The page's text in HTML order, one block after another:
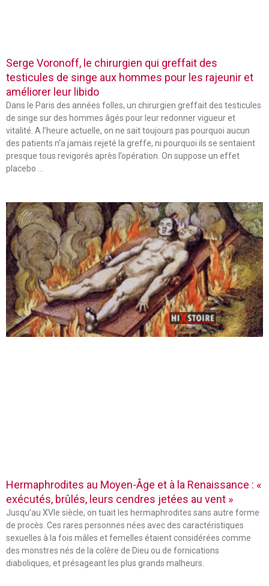
Serge Voronoff, le chirurgien qui greffait des
testicules de singe aux hommes pour les rajeunir et
améliorer leur libido
Dans le Paris des années folles, un chirurgien greffait des testicules
de singe sur des hommes âgés pour leur redonner vigueur et
vitalité. A l’heure actuelle, on ne sait toujours pas pourquoi aucun
des patients n’a jamais rejeté la greffe, ni pourquoi ils se sentaient
presque tous revigorés après l’opération. On suppose un effet
placebo …
Hermaphrodites au Moyen-Âge et à la Renaissance : «
exécutés, brûlés, leurs cendres jetées au vent »
Jusqu’au XVIe siècle, on tuait les hermaphrodites sans autre forme
de procès. Ces rares personnes nées avec des caractéristiques
sexuelles à la fois mâles et femelles étaient considérées comme
des monstres nés de la colère de Dieu ou de fornications
diaboliques, et présageant les plus grands malheurs.